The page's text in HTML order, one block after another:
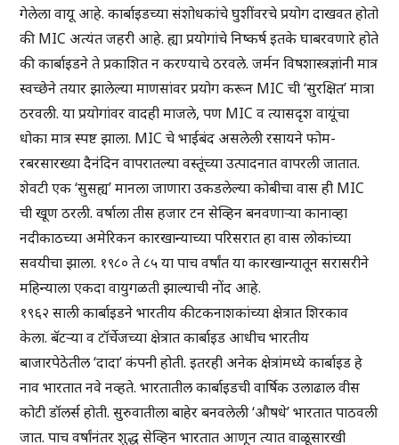
गेलेला वायू आहे. कार्बाइडच्या संशोधकांचे घुशींवरचे प्रयोग दाखवत होतो
की MIC अत्यंत जहरी आहे. ह्या प्रयोगांचे निष्कर्ष इतके घाबरवणारे होते
की कार्बाइडने ते प्रकाशित न करण्याचे ठरवले. जर्मन विषशास्त्रज्ञांनी मात्र
स्वच्छेने तयार झालेल्या माणसांवर प्रयोग करून MIC ची ‘सुरक्षित’ मात्रा
ठरवली. या प्रयोगांवर वादही माजले, पण MIC व त्यासदृश वायूंचा
धोका मात्र स्पष्ट झाला. MIC चे भाईबंद असलेली रसायने फोम-
रबरसारख्या दैनंदिन वापरातल्या वस्तूंच्या उत्पादनात वापरली जातात.
शेवटी एक ‘सुसह्य’ मानला जाणारा उकडलेल्या कोबीचा वास ही MIC
ची खूण ठरली. वर्षाला तीस हजार टन सेव्हिन बनवणाऱ्या कानाव्हा
नदीकाठच्या अमेरिकन कारखान्याच्या परिसरात हा वास लोकांच्या
सवयीचा झाला. १९८० ते ८५ या पाच वर्षांत या कारखान्यातून सरासरीने
महिन्याला एकदा वायुगळती झाल्याची नोंद आहे.
१९६२ साली कार्बाइडने भारतीय कीटकनाशकांच्या क्षेत्रात शिरकाव
केला. बॅटऱ्या व टॉर्चेजच्या क्षेत्रात कार्बाइड आधीच भारतीय
बाजारपेठेतील ‘दादा’ कंपनी होती. इतरही अनेक क्षेत्रांमध्ये कार्बाइड हे
नाव भारतात नवे नव्हते. भारतातील कार्बाइडची वार्षिक उलाढाल वीस
कोटी डॉलर्स होती. सुरुवातीला बाहेर बनवलेली ‘औषधे’ भारतात पाठवली
जात. पाच वर्षांनंतर शुद्ध सेव्हिन भारतात आणून त्यात वाळूसारखी